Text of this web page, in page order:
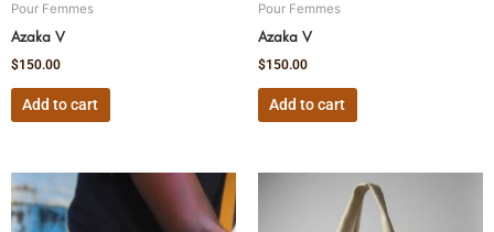
Pour Femmes
Azaka V
$150.00
Add to cart
Pour Femmes
Azaka V
$150.00
Add to cart
This
product